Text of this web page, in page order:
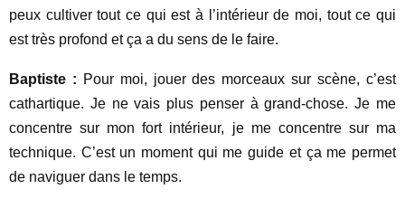
peux cultiver tout ce qui est à l’intérieur de moi, tout ce qui
est très profond et ça a du sens de le faire.
Baptiste : Pour moi, jouer des morceaux sur scène, c’est
cathartique. Je ne vais plus penser à grand-chose. Je me
concentre sur mon fort intérieur, je me concentre sur ma
technique. C’est un moment qui me guide et ça me permet
de naviguer dans le temps.